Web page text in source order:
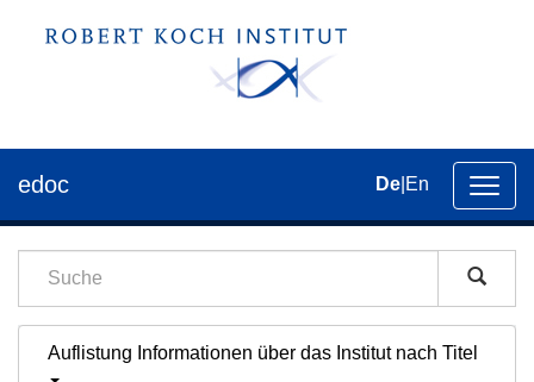
der
edoc De En
Auflistung Informationen über das Institut nach Titel